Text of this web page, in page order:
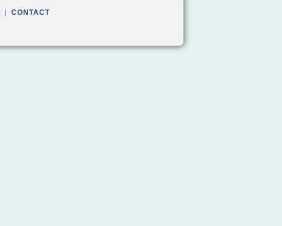
CONTACT